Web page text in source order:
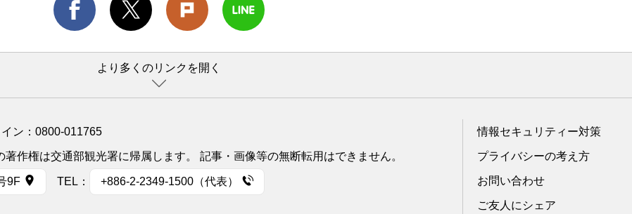
より多くのリンクを開く
ン： 0800-011765
作権は交通部観光署に帰属します。 記事・画像等の無断転用はできません。
9F TEL： +886-2-2349-1500（代表）
情報セキュリティー対策
プライバシーの考え方
お問い合わせ
ご友人にシェア